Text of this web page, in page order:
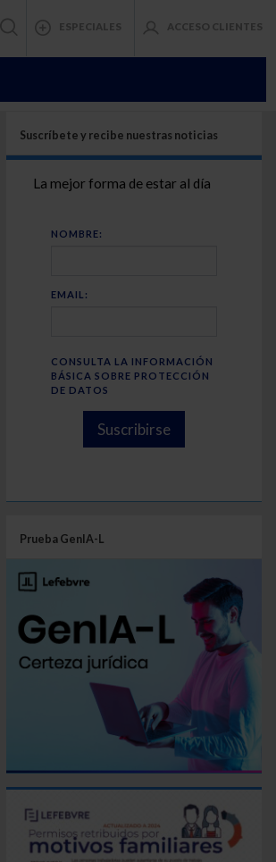
ESPECIALES ACCESO CLIENTES
Suscríbete y recibe nuestras noticias
La mejor forma de estar al día
NOMBRE:
EMAIL:
CONSULTA LA INFORMACIÓN
BÁSICA SOBRE PROTECCIÓN
DE DATOS
Suscribirse
Prueba GenIA-L